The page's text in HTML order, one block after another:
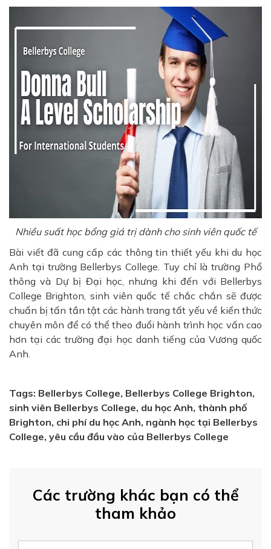
Nhiều suất học bổng giá trị dành cho sinh viên quốc tế
Bài viết đã cung cấp các thông tin thiết yếu khi du học
Anh tại trường Bellerbys College. Tuy chỉ là trường Phổ
thông và Dự bị Đại học, nhưng khi đến với Bellerbys
College Brighton, sinh viên quốc tế chắc chắn sẽ được
chuẩn bị tấn tần tật các hành trang tất yếu về kiến thức
chuyên môn để có thể theo đuổi hành trình học vấn cao
hơn tại các trường đại học danh tiếng của Vương quốc
Anh.
Tags: Bellerbys College, Bellerbys College Brighton,
sinh viên Bellerbys College, du học Anh, thành phố
Brighton, chi phí du học Anh, ngành học tại Bellerbys
College, yêu cầu đầu vào của Bellerbys College
Các trường khác bạn có thể
tham khảo